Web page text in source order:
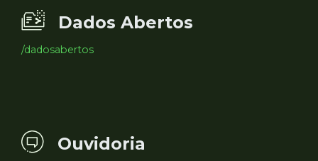
Dados Abertos
/dadosabertos
Ouvidoria